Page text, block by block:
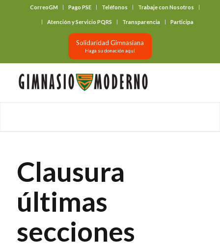
CorreoGM Pago PSE Teléfonos Trabaje con Nosotros
Atención y Servicio PQRS Transparencia Participa
Solidaridad Gimnasiana
Haga su donación aquí
Clausura
últimas
secciones